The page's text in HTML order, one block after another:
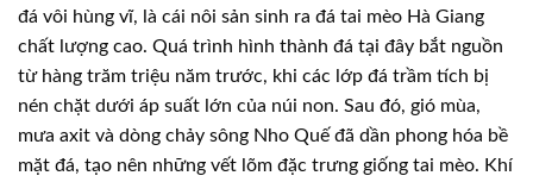
đá vôi hùng vĩ, là cái nôi sản sinh ra đá tai mèo Hà Giang
chất lượng cao. Quá trình hình thành đá tại đây bắt nguồn
từ hàng trăm triệu năm trước, khi các lớp đá trầm tích bị
nén chặt dưới áp suất lớn của núi non. Sau đó, gió mùa,
mưa axit và dòng chảy sông Nho Quế đã dần phong hóa bề
mặt đá, tạo nên những vết lõm đặc trưng giống tai mèo. Khí